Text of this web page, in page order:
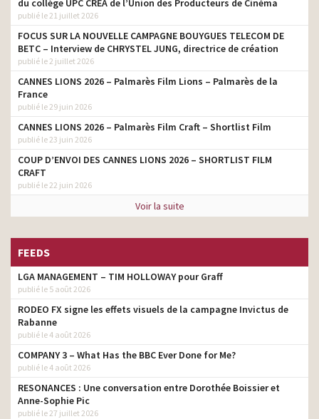
mobile n°1
chief creative director
Carrefour – Les produits
frais – Teddy Riner
chief creative director
Nouveau Renault Austral –
On peut tout contrôler,
Carrefour – Des pâtes de
champions à prix
champions
chief creative director
Engie – Services intégrés
Power, Mon Pilotage Elec
chief creative director
Renault – Mon leasing
électrique
Renault Megane E-Tech –
La route en électrique
chief creative director
Orange – iPhone 15 Pro
Max – Voyez la vie en
grand
Dacia Sandero – Pour les
gens vrais
Gustave Roussy – Une
histoire vraie
du collège UPC CRÉA de l’Union des Producteurs de Cinéma
publié le 21 juillet 2026
FOCUS SUR LA NOUVELLE CAMPAGNE BOUYGUES TELECOM DE
BETC – Interview de CHRYSTEL JUNG, directrice de création
publié le 2 juillet 2026
CANNES LIONS 2026 – Palmarès Film Lions – Palmarès de la
France
publié le 29 juin 2026
CANNES LIONS 2026 – Palmarès Film Craft – Shortlist Film
publié le 23 juin 2026
COUP D’ENVOI DES CANNES LIONS 2026 – SHORTLIST FILM
CRAFT
publié le 22 juin 2026
Voir la suite
FEEDS
LGA MANAGEMENT – TIM HOLLOWAY pour Graff
publié le 5 août 2026
RODEO FX signe les effets visuels de la campagne Invictus de
Rabanne
publié le 4 août 2026
COMPANY 3 – What Has the BBC Ever Done for Me?
publié le 4 août 2026
RESONANCES : Une conversation entre Dorothée Boissier et
Anne-Sophie Pic
publié le 27 juillet 2026